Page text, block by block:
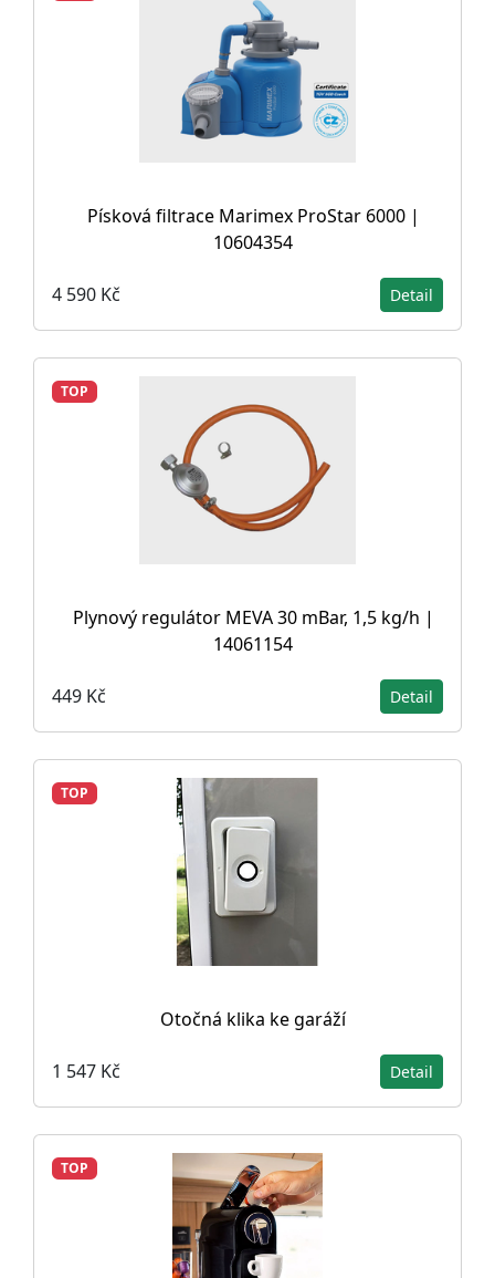
Písková filtrace Marimex ProStar 6000 |
10604354
4 590 Kč Detail
TOP
Plynový regulátor MEVA 30 mBar, 1,5 kg/h |
14061154
449 Kč Detail
TOP
Otočná klika ke garáží
1 547 Kč Detail
TOP